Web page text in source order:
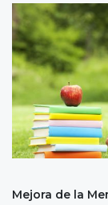
Mejora de la